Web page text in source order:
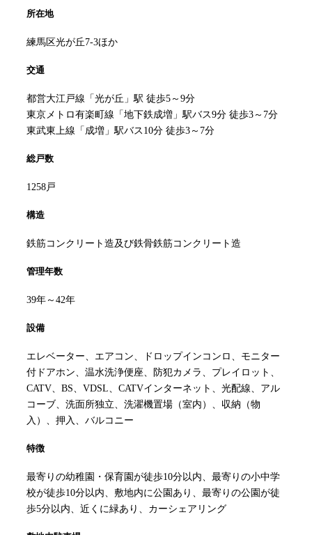
所在地
練馬区光が丘7-3ほか
交通
都営大江戸線「光が丘」駅 徒歩5～9分
東京メトロ有楽町線「地下鉄成増」駅バス9分 徒歩3～7分
東武東上線「成増」駅バス10分 徒歩3～7分
総戸数
1258戸
構造
鉄筋コンクリート造及び鉄骨鉄筋コンクリート造
管理年数
39年～42年
設備
エレベーター、エアコン、ドロップインコンロ、モニター
付ドアホン、温水洗浄便座、防犯カメラ、プレイロット、
CATV、BS、VDSL、CATVインターネット、光配線、アル
コーブ、洗面所独立、洗濯機置場（室内）、収納（物
入）、押入、バルコニー
特徴
最寄りの幼稚園・保育園が徒歩10分以内、最寄りの小中学
校が徒歩10分以内、敷地内に公園あり、最寄りの公園が徒
歩5分以内、近くに緑あり、カーシェアリング